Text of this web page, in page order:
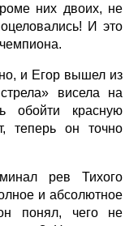
них двоих, не
И это
и Егор вышел из
висела на
обойти красную
теперь он точно
рев Тихого
и абсолютное
понял, чего не